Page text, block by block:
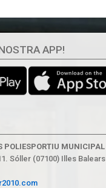
APP!
POLIESPORTIU MUNICIPAL
Sóller (07100) Illes Balears